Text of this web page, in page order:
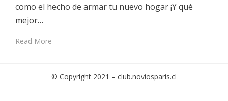
como el hecho de armar tu nuevo hogar ¡Y qué
mejor…
Read More
© Copyright 2021 – club.noviosparis.cl